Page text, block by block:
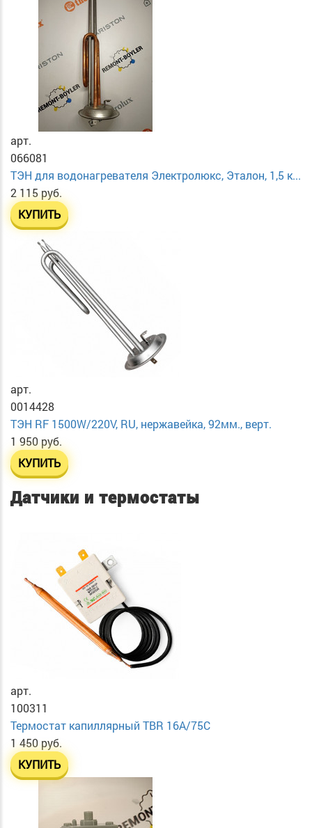
арт.
066081
ТЭН для водонагревателя Электролюкс, Эталон, 1,5 к...
2 115 руб.
КУПИТЬ
арт.
0014428
ТЭН RF 1500W/220V, RU, нержавейка, 92мм., верт.
1 950 руб.
КУПИТЬ
Датчики и термостаты
арт.
100311
Термостат капиллярный TBR 16A/75C
1 450 руб.
КУПИТЬ